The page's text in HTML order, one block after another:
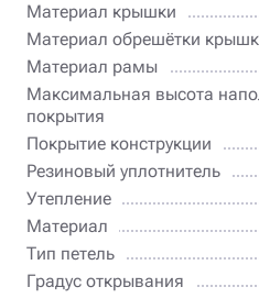
Материал крышки
Материал обрешётки
Материал рамы
Максимальная высота
покрытия
Покрытие конструкции
Резиновый уплотнитель
Утепление
Материал
Тип петель
Градус открывания